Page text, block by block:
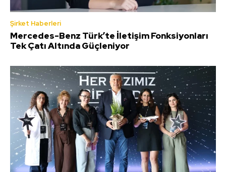
Şirket Haberleri
Mercedes-Benz Türk’te İletişim Fonksiyonları
Tek Çatı Altında Güçleniyor